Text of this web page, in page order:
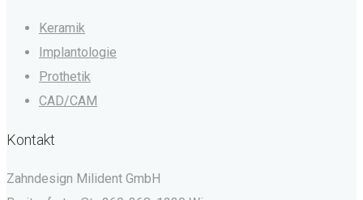
Keramik
Implantologie
Prothetik
CAD/CAM
Kontakt
Zahndesign Milident GmbH